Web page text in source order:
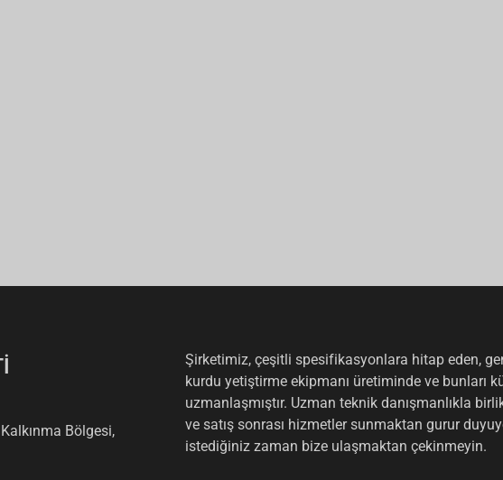
Bölgesi,
Şirketimiz, çeşitli spesifikasyonlara hitap eden,
kurdu yetiştirme ekipmanı üretiminde ve bunları
uzmanlaşmıştır. Uzman teknik danışmanlıkla
ve satış sonrası hizmetler sunmaktan gurur
istediğiniz zaman bize ulaşmaktan çekinmeyin.